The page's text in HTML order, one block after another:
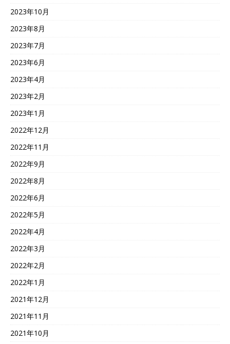
2023年10月
2023年8月
2023年7月
2023年6月
2023年4月
2023年2月
2023年1月
2022年12月
2022年11月
2022年9月
2022年8月
2022年6月
2022年5月
2022年4月
2022年3月
2022年2月
2022年1月
2021年12月
2021年11月
2021年10月